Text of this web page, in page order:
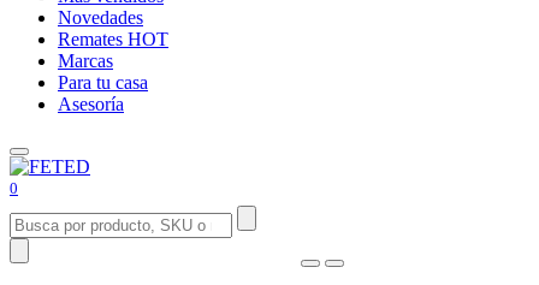
Novedades
Remates HOT
Marcas
Para tu casa
Asesoría
0